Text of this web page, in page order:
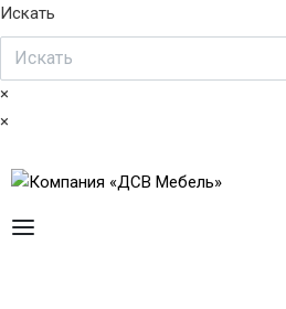
Искать
×
×